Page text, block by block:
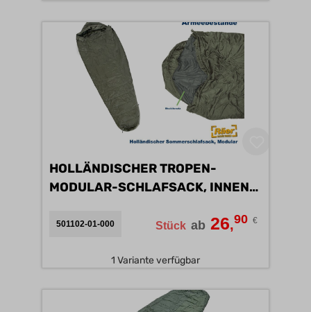
HOLLÄNDISCHER TROPEN-
MODULAR-SCHLAFSACK, INNEN-
501102-01-000 Stück ab 26,90 €
1 Variante verfügbar